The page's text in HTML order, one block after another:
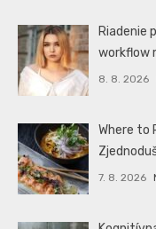
Riadenie
workflow
8. 8. 2026
Where to
7. 8. 2026